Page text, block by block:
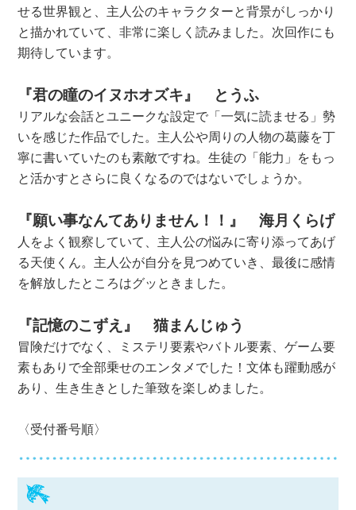
せる世界観と、主人公のキャラクターと背景がしっかり
と描かれていて、非常に楽しく読みました。次回作にも
期待しています。
『君の瞳のイヌホオズキ』 とうふ
リアルな会話とユニークな設定で「一気に読ませる」勢
いを感じた作品でした。主人公や周りの人物の葛藤を丁
寧に書いていたのも素敵ですね。生徒の「能力」をもっ
と活かすとさらに良くなるのではないでしょうか。
『願い事なんてありません！！』 海月くらげ
人をよく観察していて、主人公の悩みに寄り添ってあげ
る天使くん。主人公が自分を見つめていき、最後に感情
を解放したところはグッときました。
『記憶のこずえ』 猫まんじゅう
冒険だけでなく、ミステリ要素やバトル要素、ゲーム要
素もありで全部乗せのエンタメでした！文体も躍動感が
あり、生き生きとした筆致を楽しめました。
〈受付番号順〉